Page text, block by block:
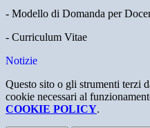
- Modello di Domanda per
- Curriculum Vitae
Notizie
Questo sito o gli strumenti terzi
cookie necessari al
COOKIE POLICY.